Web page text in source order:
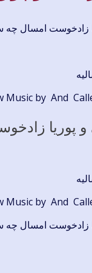
زادخوست امسال چه
Music by And
و پوریا
Music by And
زادخوست امسال چه